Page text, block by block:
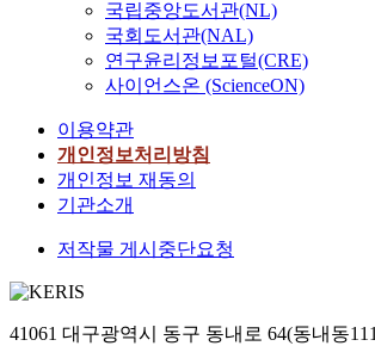
국립중앙도서관(NL)
국회도서관(NAL)
연구윤리정보포털(CRE)
사이언스온 (ScienceON)
이용약관
개인정보처리방침
개인정보 재동의
기관소개
저작물 게시중단요청
41061 대구광역시 동구 동내로 64(동내동